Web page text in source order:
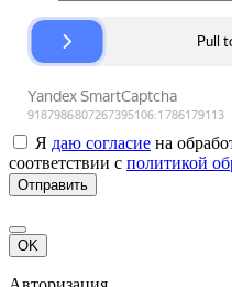
Я даю согласие на
соответствии с политикой
Отправить
OK